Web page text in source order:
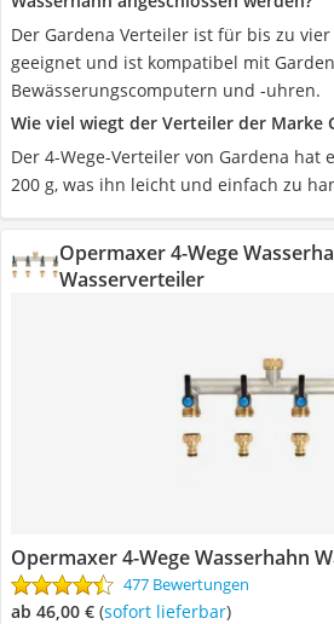
Der Gardena Verteiler ist für bis zu
geeignet und ist kompatibel mit
Bewässerungscomputern und -uhren.
Wie viel wiegt der Verteiler der Marke
Der 4-Wege-Verteiler von Gardena hat
200 g, was ihn leicht und einfach zu
Opermaxer 4-Wege
Wasserverteiler
Opermaxer 4-Wege Wasserhahn
477 Bewertungen
ab 46,00 € ( Sofort lieferbar)